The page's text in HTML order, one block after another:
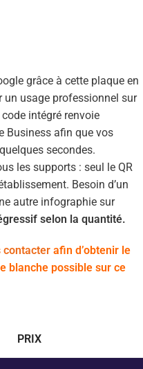
grâce à cette plaque en
un usage professionnel sur
intégré renvoie
Business afin que vos
secondes.
les supports : seul le QR
Besoin d’un
autre infographie sur
selon la quantité.
contacter afin d’obtenir le
blanche possible sur ce
PRIX